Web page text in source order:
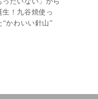
生！九谷焼使っ
“かわいい針山”